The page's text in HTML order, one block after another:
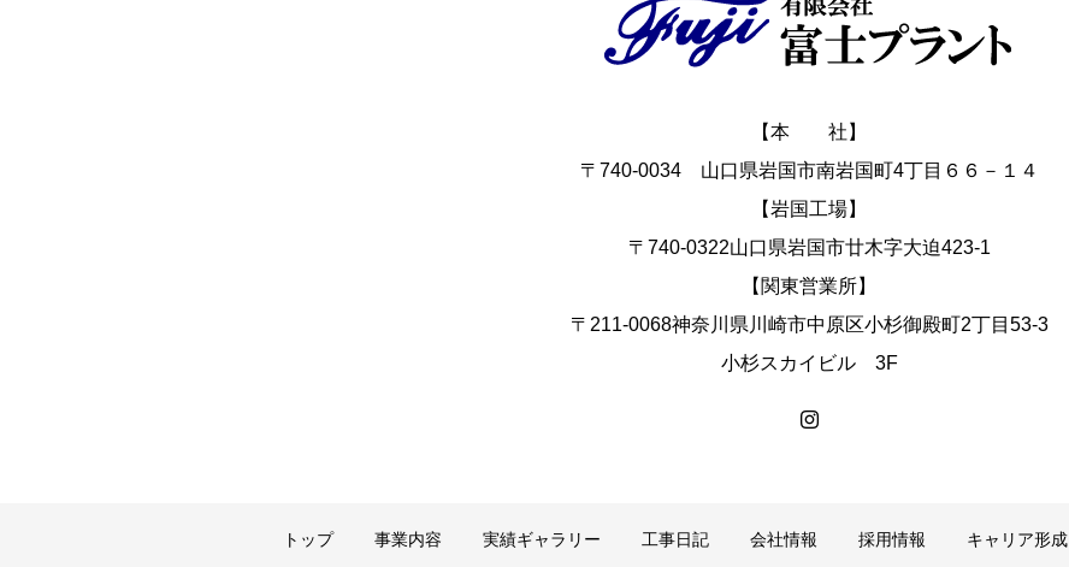
【本 社】
〒740-0034 山口県岩国市南岩国町4丁目６６－１４
【岩国工場】
〒740-0322山口県岩国市廿木字大迫423-1
【関東営業所】
〒211-0068神奈川県川崎市中原区小杉御殿町2丁目53-3
小杉スカイビル 3F
トップ 事業内容 実績ギャラリー 工事日記 会社情報 採用情報 キャリア形成